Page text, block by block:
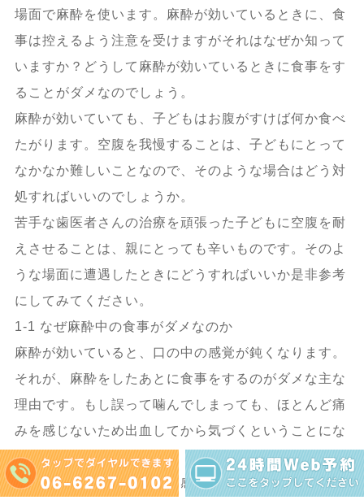
場面で麻酔を使います。麻酔が効いているときに、食
事は控えるよう注意を受けますがそれはなぜか知って
いますか？どうして麻酔が効いているときに食事をす
ることがダメなのでしょう。
麻酔が効いていても、子どもはお腹がすけば何か食べ
たがります。空腹を我慢することは、子どもにとって
なかなか難しいことなので、そのような場合はどう対
処すればいいのでしょうか。
苦手な歯医者さんの治療を頑張った子どもに空腹を耐
えさせることは、親にとっても辛いものです。そのよ
うな場面に遭遇したときにどうすればいいか是非参考
にしてみてください。
1-1 なぜ麻酔中の食事がダメなのか
麻酔が効いていると、口の中の感覚が鈍くなります。
それが、麻酔をしたあとに食事をするのがダメな主な
理由です。もし誤って噛んでしまっても、ほとんど痛
みを感じないため出血してから気づくということにな
りかねません。
また、熱いものを食べても感覚が鈍くなっているた